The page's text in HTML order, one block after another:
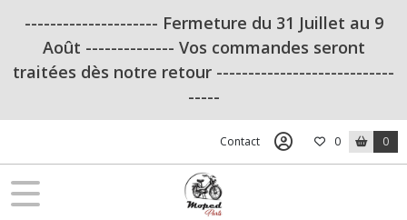
--------------------- Fermeture du 31 Juillet au 9
Août -------------- Vos commandes seront
traitées dès notre retour ----------------------------
-----
Contact 0 0